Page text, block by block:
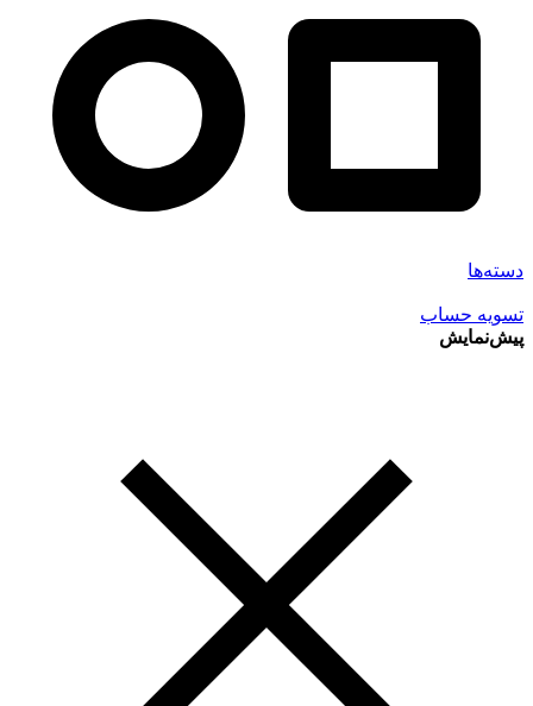
دسته‌ها
تسویه حساب
پیش‌نمایش